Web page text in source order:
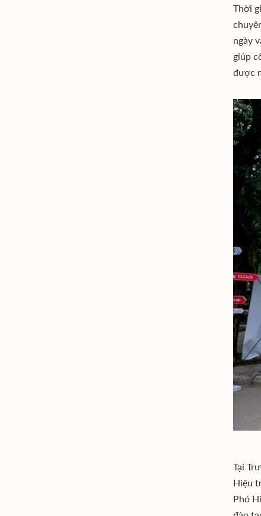
Thời
ngày
giúp
được
Tại
Hiệu
Phó